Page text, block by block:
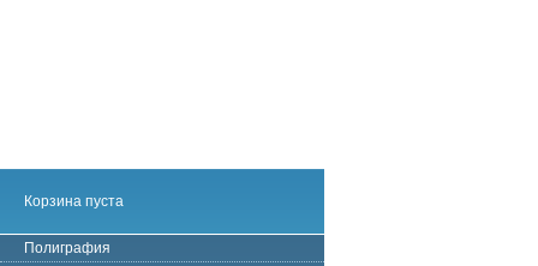
Корзина пуста
Полиграфия